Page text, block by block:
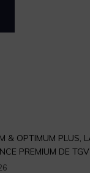
& OPTIMUM PLUS,
PREMIUM DE